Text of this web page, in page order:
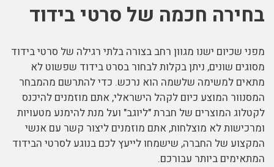
בחירה חכמה של סרטי בידוד
מפני שכיום ישנו מגוון רחב בצורה בלתי רגילה של סרטי בידוד
מסוגים שונים, ניתן בקלות לבחור בסרט בידוד שפשוט לא
מתאים למשימה שלשמה הוא נרכש. כדי להתרשם מהמבחר
המסנוור המוצע כיום לקהל הישראלי, אתם מוזמנים להיכנס
לקטלוג המוצרים של חברת "ליוגב" ועל מנת להימנע מטעויות
ומרכישות לא מוצלחות, אתם מוזמנים ליצור קשר עם אנשי
המקצוע של החברה, שישמחו לייעץ לכם בנוגע לסרטי הבידוד
המתאימים ביותר עבורכם.